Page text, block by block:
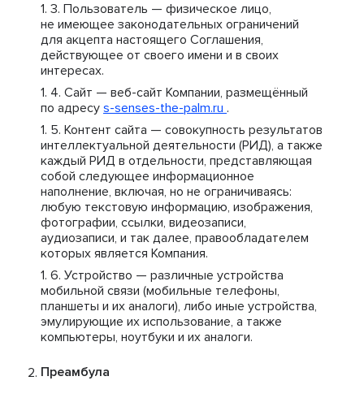
Пользователь — физическое лицо,
не имеющее законодательных ограничений
для акцепта настоящего Соглашения,
действующее от своего имени и в своих
интересах.
Сайт — веб-сайт Компании, размещённый
по адресу s-senses-the-palm.ru .
Контент сайта — совокупность результатов
интеллектуальной деятельности (РИД), а также
каждый РИД в отдельности, представляющая
собой следующее информационное
наполнение, включая, но не ограничиваясь:
любую текстовую информацию, изображения,
фотографии, ссылки, видеозаписи,
аудиозаписи, и так далее, правообладателем
которых является Компания.
Устройство — различные устройства
мобильной связи (мобильные телефоны,
планшеты и их аналоги), либо иные устройства,
эмулирующие их использование, а также
компьютеры, ноутбуки и их аналоги.
Преамбула